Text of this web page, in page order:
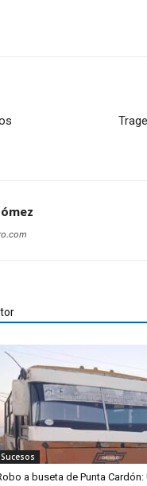
Sucesos
a buseta de Punta Cardón: